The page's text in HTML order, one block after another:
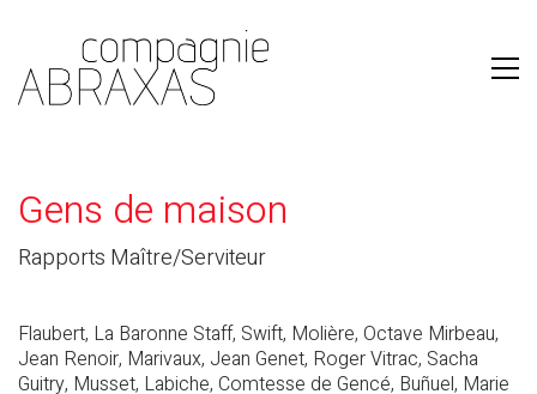
Gens de maison
Rapports Maître/Serviteur
Flaubert, La Baronne Staff, Swift, Molière, Octave Mirbeau,
Jean Renoir, Marivaux, Jean Genet, Roger Vitrac, Sacha
Guitry, Musset, Labiche, Comtesse de Gencé, Buñuel, Marie